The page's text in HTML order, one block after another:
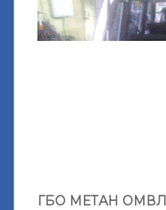
ГБО МЕТАН ОМВЛ